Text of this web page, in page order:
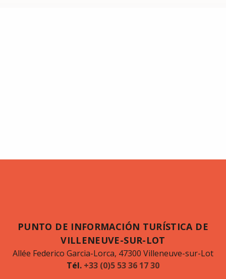
PUNTO DE INFORMACIÓN TURÍSTICA DE
VILLENEUVE-SUR-LOT
Allée Federico Garcia-Lorca, 47300 Villeneuve-sur-Lot
Tél. +33 (0)5 53 36 17 30